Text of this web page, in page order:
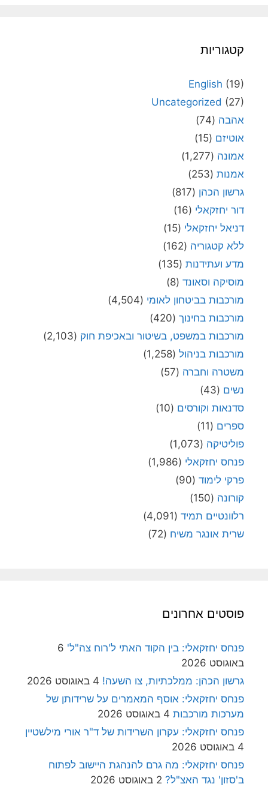
קטגוריות
English (19)
Uncategorized (27)
אהבה (74)
אוטיזם (15)
אמונה (1,277)
אמנות (253)
גרשון הכהן (817)
דור יחזקאלי (16)
דניאל יחזקאלי (15)
ללא קטגוריה (162)
מדע ועתידנות (135)
מוסיקה וסאונד (8)
מורכבות בביטחון לאומי (4,504)
מורכבות בחינוך (420)
מורכבות במשפט, בשיטור ובאכיפת חוק (2,103)
מורכבות בניהול (1,258)
משטרה וחברה (57)
נשים (43)
סדנאות וקורסים (10)
ספרים (11)
פוליטיקה (1,073)
פנחס יחזקאלי (1,986)
פרקי לימוד (90)
קורונה (150)
רלוונטיים תמיד (4,091)
שרית אונגר משיח (72)
פוסטים אחרונים
פנחס יחזקאלי: בין הקוד האתי ל'רוח צה"ל' 6
באוגוסט 2026
גרשון הכהן: ממלכתיות, צו השעה! 4 באוגוסט 2026
פנחס יחזקאלי: אוסף המאמרים על שרידותן של
מערכות מורכבות 4 באוגוסט 2026
פנחס יחזקאלי: עקרון השרידות של ד"ר אורי מילשטיין
4 באוגוסט 2026
פנחס יחזקאלי: מה גרם להנהגת היישוב לפתוח
ב'סזון' נגד האצ"ל? 2 באוגוסט 2026